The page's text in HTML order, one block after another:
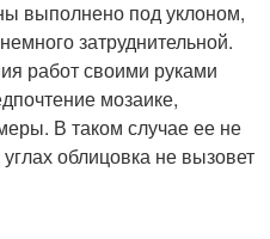
выполнено под уклоном,
затруднительной.
работ своими руками
мозаике,
В таком случае ее не
облицовка не вызовет